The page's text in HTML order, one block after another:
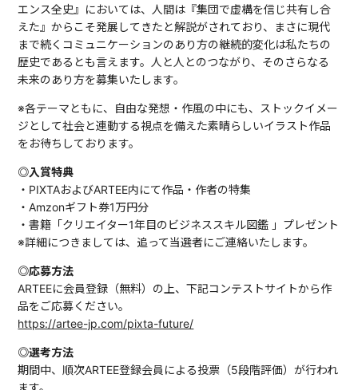
エンス全史』においては、人間は『集団で虚構を信じ共有し合
えた』からこそ発展してきたと解説がされており、まさに現代
まで続くコミュニケーションのあり方の継続的変化は私たちの
歴史であるとも言えます。人と人とのつながり、そのさらなる
未来のあり方を募集いたします。
※各テーマともに、自由な発想・作風の中にも、ストックイメー
ジとして社会と連動する視点を備えた素晴らしいイラスト作品
をお待ちしております。
◎入賞特典
・PIXTAおよびARTEE内にて作品・作者の特集
・Amzonギフト券1万円分
・書籍「クリエイター1年目のビジネススキル図鑑 」プレゼント
※詳細につきましては、追って当選者にご連絡いたします。
◎応募方法
ARTEEに会員登録（無料）の上、下記コンテストサイトから作
品をご応募ください。
https://artee-jp.com/pixta-future/
◎選考方法
期間中、順次ARTEE登録会員による投票（5段階評価）が行われ